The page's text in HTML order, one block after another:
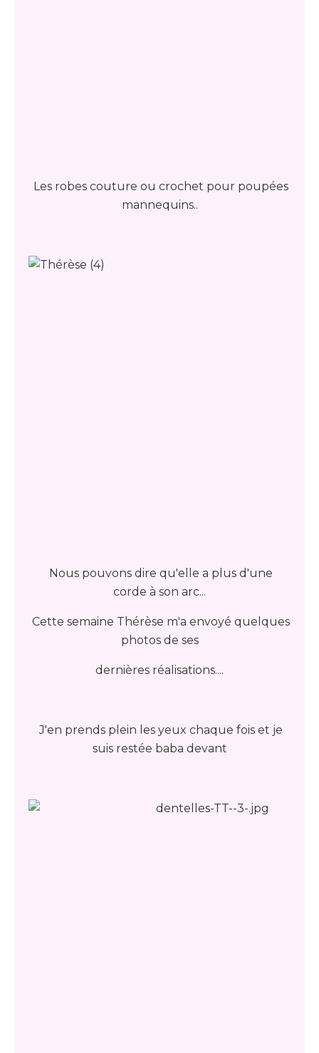
Les robes couture ou crochet pour poupées
mannequins..
Nous pouvons dire qu'elle a plus d'une
corde à son arc...
Cette semaine Thérèse m'a envoyé quelques
photos de ses
dernières réalisations....
J'en prends plein les yeux chaque fois et je
suis restée baba devant